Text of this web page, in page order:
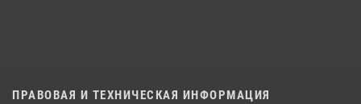
ПРАВОВАЯ И ТЕХНИЧЕСКАЯ ИНФОРМАЦИЯ